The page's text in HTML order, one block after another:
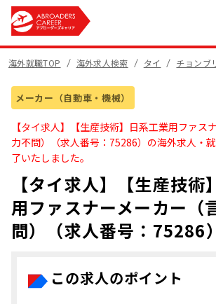
海外就職TOP 海外求人検索 タイ チョンブ
メーカー（自動車・機械）
【タイ求人】【生産技術】日系工業用ファス
力不問）（求人番号：75286）の海外求人・
了いたしました。
【タイ求人】【生産技術
用ファスナーメーカー（
問）（求人番号：75286）
この求人のポイント